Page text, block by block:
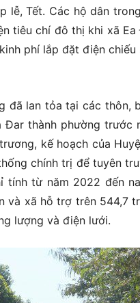
lễ, Tết. Các hộ dân
tiêu chí đô thị khi xã
phí lắp đặt điện
đã lan tỏa tại các thôn,
thành phường trước
kế hoạch của
chính trị để tuyên
tính từ năm 2022 đến
và xã hỗ trợ trên 544,7
lượng và điện lưới.